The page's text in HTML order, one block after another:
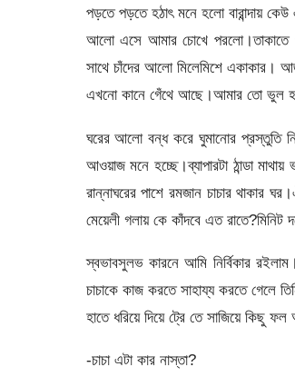
পড়তে পড়তে হঠাৎ মনে হলো বারান্দায়
আলো এসে আমার চোখে পরলো।তাকাতে
সাথে চাঁদের আলো মিলেমিশে একাকার।
এখনো কানে গেঁথে আছে।আমার তো ভুল
ঘরের আলো বন্ধ করে ঘুমানোর প্রস্তুতি
আওয়াজ মনে হচ্ছে।ব্যাপারটা ঠান্ডা
রান্নাঘরের পাশে রমজান চাচার
মেয়েলী গলায় কে কাঁদবে এত
স্বভাবসুলভ কারনে আমি নির্বিকার
চাচাকে কাজ করতে সাহায্য করতে গেলে
হাতে ধরিয়ে দিয়ে ট্রে তে সাজিয়ে কিছু
-চাচা এটা কার নাস্তা?